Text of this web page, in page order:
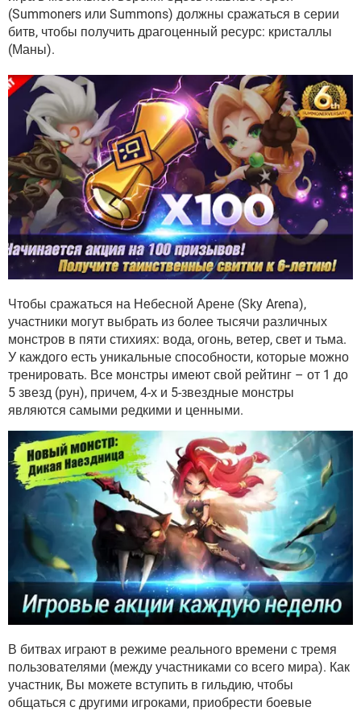
ВИДЕО
YANDEX
(Summoners или Summons) должны сражаться в серии
битв, чтобы получить драгоценный ресурс: кристаллы
(Маны).
Чтобы сражаться на Небесной Арене (Sky Arena),
участники могут выбрать из более тысячи различных
монстров в пяти стихиях: вода, огонь, ветер, свет и тьма.
У каждого есть уникальные способности, которые можно
тренировать. Все монстры имеют свой рейтинг – от 1 до
5 звезд (рун), причем, 4-х и 5-звездные монстры
являются самыми редкими и ценными.
В битвах играют в режиме реального времени с тремя
пользователями (между участниками со всего мира). Как
участник, Вы можете вступить в гильдию, чтобы
общаться с другими игроками, приобрести боевые